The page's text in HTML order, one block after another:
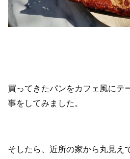
買ってきたパンをカフェ風にテ
事をしてみました。
そしたら、近所の家から丸見え